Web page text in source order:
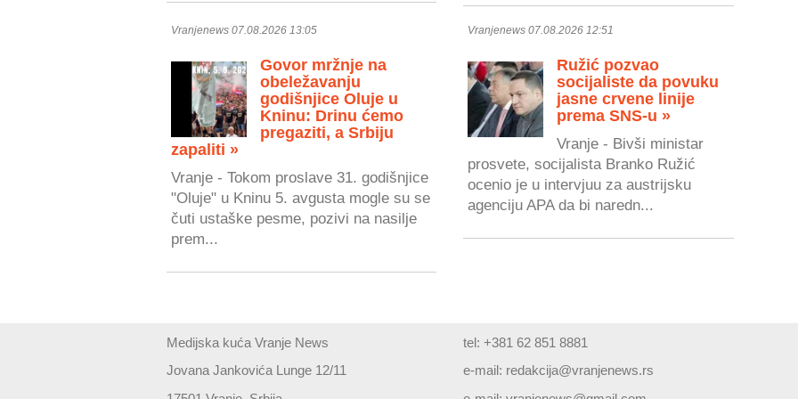
Vranjenews 07.08.2026 13:05
Govor mržnje na
obeležavanju
godišnjice Oluje u
Kninu: Drinu ćemo
pregaziti, a Srbiju
zapaliti »
Vranje - Tokom proslave 31. godišnjice
"Oluje" u Kninu 5. avgusta mogle su se
čuti ustaške pesme, pozivi na nasilje
prem...
Vranjenews 07.08.2026 12:51
Ružić pozvao
socijaliste da povuku
jasne crvene linije
prema SNS-u »
Vranje - Bivši ministar
prosvete, socijalista Branko Ružić
ocenio je u intervjuu za austrijsku
agenciju APA da bi naredn...
Medijska kuća Vranje News
Jovana Jankovića Lunge 12/11
tel: +381 62 851 8881
e-mail: redakcija@vranjenews.rs